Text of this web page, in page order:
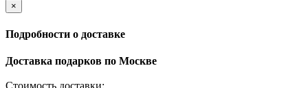
×
Подробности о доставке
Доставка подарков по Москве
Стоимость доставки: